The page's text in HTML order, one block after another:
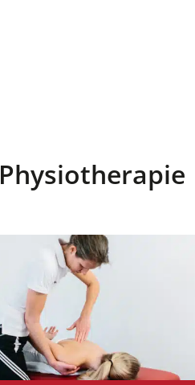
Physiotherapie